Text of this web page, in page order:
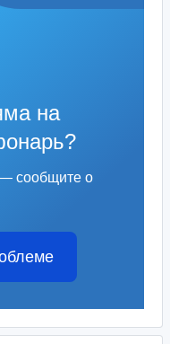
на
сообщите о